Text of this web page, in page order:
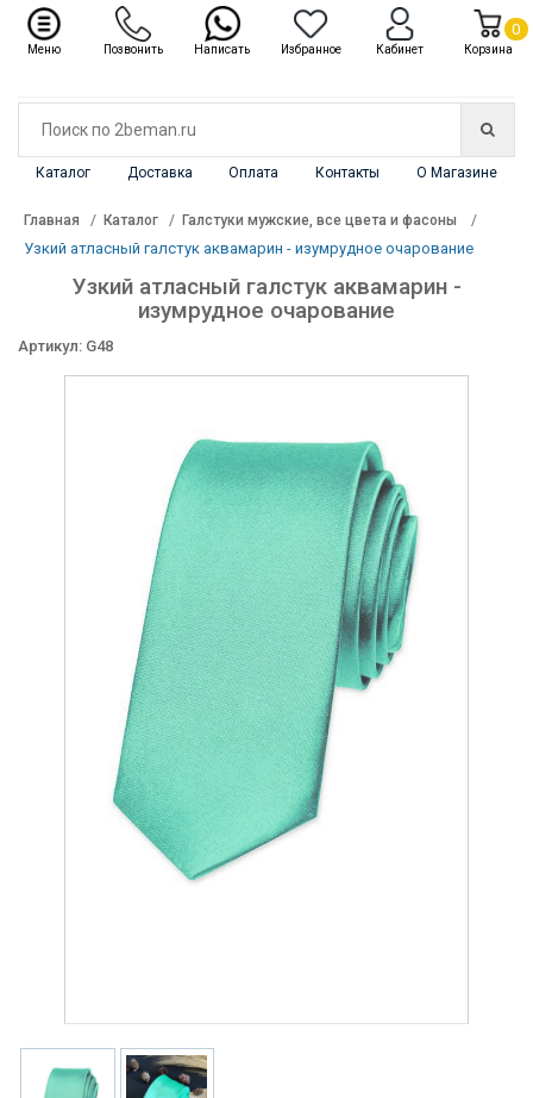
Каталог Доставка Оплата Контакты О Магазине
Каталог ✖
Главная Каталог Галстуки мужские, все цвета и фасоны
Узкий атласный галстук аквамарин - изумрудное очарование
Узкий атласный галстук аквамарин -
изумрудное очарование
Артикул: G48
Меню Позвонить Написать Избранное Кабинет Корзина
0